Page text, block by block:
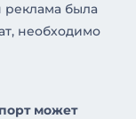
реклама была
необходимо
может